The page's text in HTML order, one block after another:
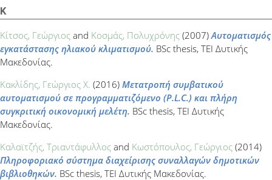
Κ
Κίτσος, Γεώργιος and Κοσμάς, Πολυχρόνης (2007)Αυτοματισμός
εγκατάστασης ηλιακού κλιματισμού. BSc thesis, ΤΕΙ Δυτικής
Μακεδονίας.
Κακλίδης, Γεώργιος Χ. (2016) Μετατροπή συμβατικού
αυτοματισμού σε προγραμματιζόμενο (P.L.C.) και πλήρη
συγκριτική οικονομική μελέτη. BSc thesis, ΤΕΙ Δυτικής
Μακεδονίας.
Καλαϊτζής, Τριαντάφυλλος and Κωστόπουλος, Γεώργιος (2014)
Πληροφοριακό σύστημα διαχείρισης συναλλαγών δημοτικών
βιβλιοθηκών. BSc thesis, ΤΕΙ Δυτικής Μακεδονίας.